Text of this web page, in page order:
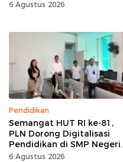
6 Agustus 2026
Pendidikan
Semangat HUT RI ke-81,
PLN Dorong Digitalisasi
Pendidikan di SMP Negeri
1 Palu Lewat Program TJSL
6 Agustus 2026